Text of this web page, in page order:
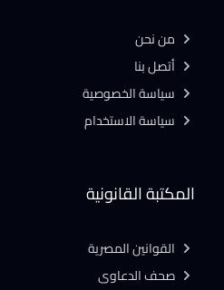
المكتبة القانونية
القوانين المصرية
صحف الدعاوى
من نحن
أتصل بنا
سياسة الخصوصية
سياسة الاستخدام